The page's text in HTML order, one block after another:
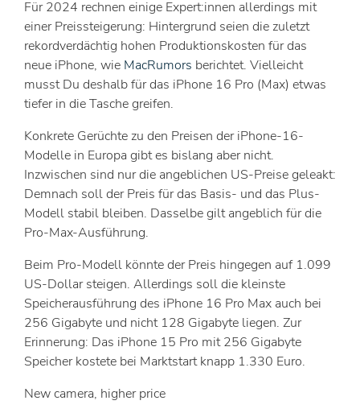
Für 2024 rechnen einige Expert:innen allerdings mit
einer Preissteigerung: Hintergrund seien die zuletzt
rekordverdächtig hohen Produktionskosten für das
neue iPhone, wie MacRumors berichtet. Vielleicht
musst Du deshalb für das iPhone 16 Pro (Max) etwas
tiefer in die Tasche greifen.
Konkrete Gerüchte zu den Preisen der iPhone-16-
Modelle in Europa gibt es bislang aber nicht.
Inzwischen sind nur die angeblichen US-Preise geleakt:
Demnach soll der Preis für das Basis- und das Plus-
Modell stabil bleiben. Dasselbe gilt angeblich für die
Pro-Max-Ausführung.
Beim Pro-Modell könnte der Preis hingegen auf 1.099
US-Dollar steigen. Allerdings soll die kleinste
Speicherausführung des iPhone 16 Pro Max auch bei
256 Gigabyte und nicht 128 Gigabyte liegen. Zur
Erinnerung: Das iPhone 15 Pro mit 256 Gigabyte
Speicher kostete bei Marktstart knapp 1.330 Euro.
New camera, higher price